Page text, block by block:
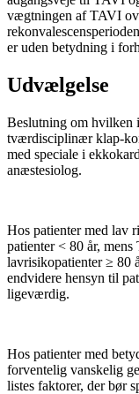
vægtningen af TAVI
er uden betydning i
Udvælgelse
Beslutning om hvilken
tværdisciplinær klap-
med speciale i
anæstesiolog.
Hos patienter med lav
patienter < 80 år,
lavrisikopatienter ≥ 80
endvidere hensyn til
ligeværdig.
Hos patienter med
forventelig vanskelig
listes faktorer, der bør